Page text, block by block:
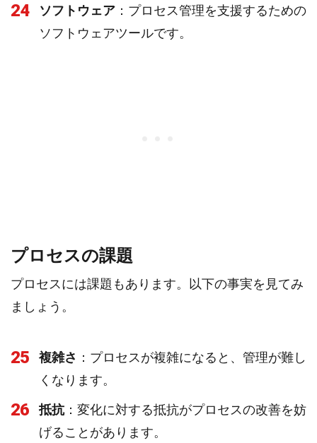
24 ソフトウェア ：プロセス管理を支援するための
ソフトウェアツールです。
プロセスの課題
プロセスには課題もあります。以下の事実を見てみ
ましょう。
25 複雑さ ：プロセスが複雑になると、管理が難し
くなります。
26 抵抗：変化に対する抵抗がプロセスの改善を妨
げることがあります。